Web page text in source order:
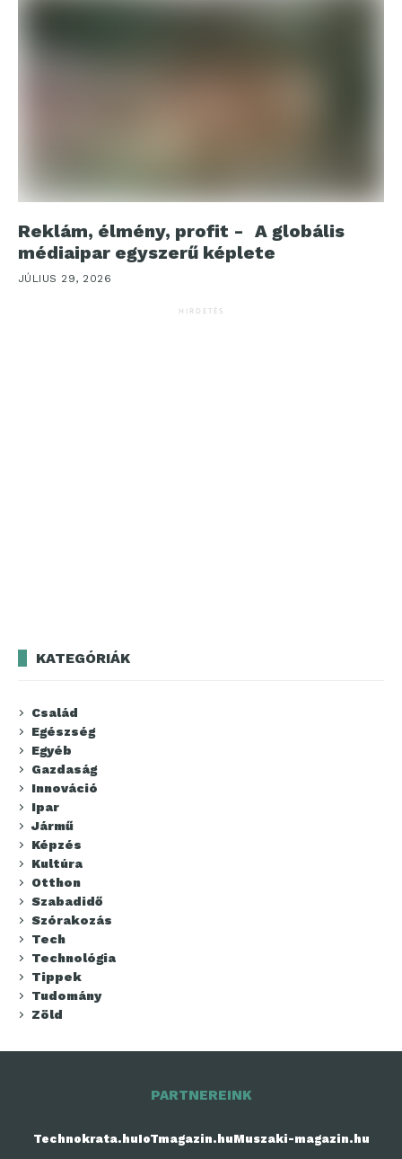
Reklám, élmény, profit - A globális
médiaipar egyszerű képlete
JÚLIUS 29, 2026
HIRDETÉS
KATEGÓRIÁK
Család
Egészség
Egyéb
Gazdaság
Innováció
Ipar
Jármű
Képzés
Kultúra
Otthon
Szabadidő
Szórakozás
Tech
Technológia
Tippek
Tudomány
Zöld
PARTNEREINK
Technokrata.huIoTmagazin.huMuszaki-magazin.hu